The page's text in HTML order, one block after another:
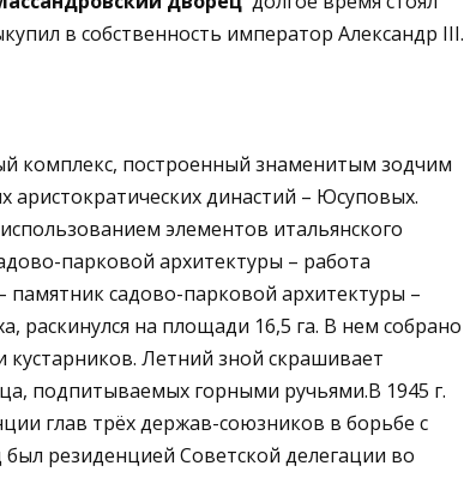
в собственность император Александр III.
комплекс, построенный знаменитым зодчим
династий – Юсуповых.
элементов итальянского
парковой архитектуры – работа
садово-парковой архитектуры –
раскинулся на площади 16,5 га. В нем собрано
Летний зной скрашивает
подпитываемых горными ручьями.В 1945 г.
глав трёх держав-союзников в борьбе с
резиденцией Советской делегации во